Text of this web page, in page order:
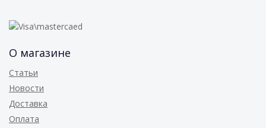
О магазине
Статьи
Новости
Доставка
Оплата